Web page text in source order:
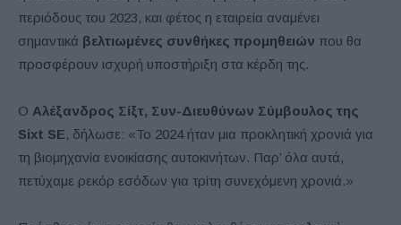
περιόδους του 2023, και φέτος η εταιρεία αναμένει
σημαντικά βελτιωμένες συνθήκες προμηθειών που θα
προσφέρουν ισχυρή υποστήριξη στα κέρδη της.
Ο Αλέξανδρος Σίξτ, Συν-Διευθύνων Σύμβουλος της
Sixt SE, δήλωσε: «Το 2024 ήταν μια προκλητική χρονιά για
τη βιομηχανία ενοικίασης αυτοκινήτων. Παρ’ όλα αυτά,
πετύχαμε ρεκόρ εσόδων για τρίτη συνεχόμενη χρονιά.»